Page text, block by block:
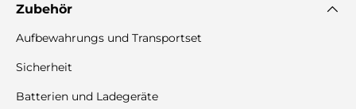
Zubehör
Aufbewahrungs und Transportset
Sicherheit
Batterien und Ladegeräte